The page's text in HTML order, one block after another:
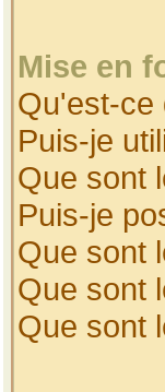
Mise en
Qu'est-ce
Puis-je
Que sont
Puis-je
Que sont
Que sont
Que sont